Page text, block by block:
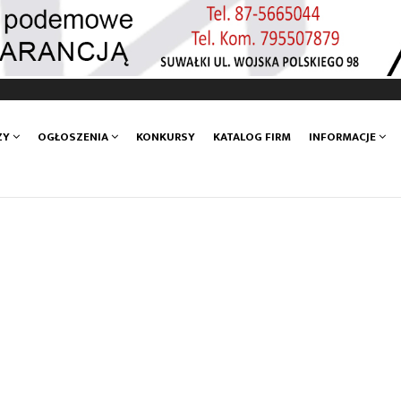
OGŁOSZENIA KONKURSY KATALOG FIRM INFORMACJE